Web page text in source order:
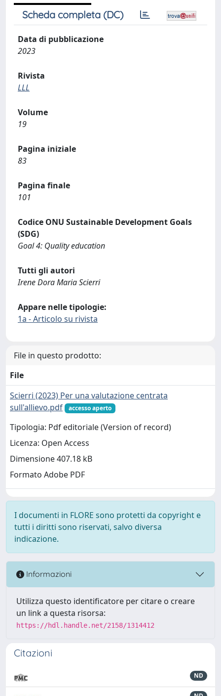
Scheda completa (DC)
Data di pubblicazione
2023
Rivista
LLL
Volume
19
Pagina iniziale
83
Pagina finale
101
Codice ONU Sustainable Development Goals
(SDG)
Goal 4: Quality education
Tutti gli autori
Irene Dora Maria Scierri
Appare nelle tipologie:
1a - Articolo su rivista
File in questo prodotto:
File
Scierri (2023) Per una valutazione centrata
sull'allievo.pdf
accesso aperto
Tipologia: Pdf editoriale (Version of record)
Licenza: Open Access
Dimensione 407.18 kB
Formato Adobe PDF
I documenti in FLORE sono protetti da copyright e
tutti i diritti sono riservati, salvo diversa
indicazione.
Informazioni
Utilizza questo identificatore per citare o creare
un link a questa risorsa:
https://hdl.handle.net/2158/1314412
Citazioni
ND